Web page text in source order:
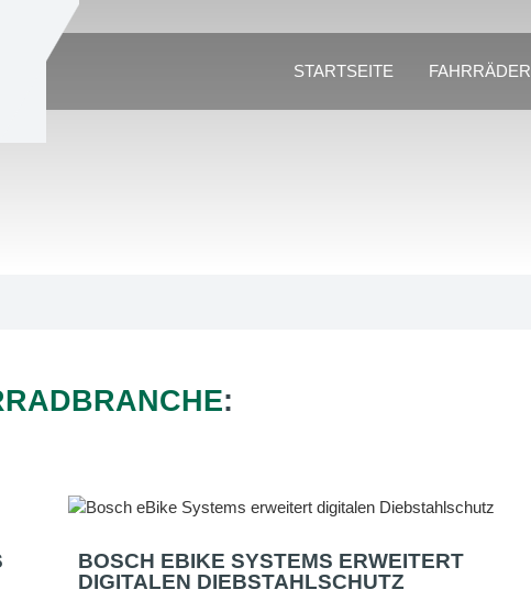
STARTSEITE FAHRRÄDER
:
BOSCH EBIKE SYSTEMS ERWEITERT
DIGITALEN DIEBSTAHLSCHUTZ